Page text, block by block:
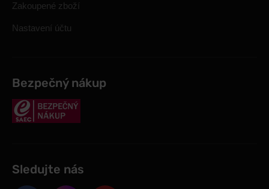
Zakoupené zboží
Nastavení účtu
Bezpečný nákup
Sledujte nás